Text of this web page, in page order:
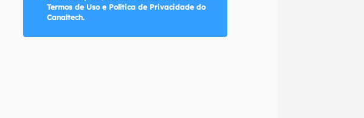
Termos de Uso e Política de Privacidade do
Canaltech.